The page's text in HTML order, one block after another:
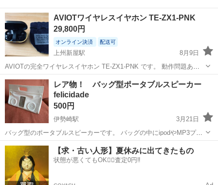
AVIOTワイヤレスイヤホン TE-ZX1-PNK
29,800円
オンライン決済 配送可
上州新屋駅
8月9日
AVIOTの完全ワイヤレスイヤホン TE-ZX1-PNK です。 動作問題あり
ません。
群馬 甘楽郡 上州新屋駅 ポータブルプレーヤー
イヤホン
レア物！ バッグ型ポータブルスピーカー
felicidade
500円
伊勢崎駅
3月21日
バッグ型のポータブルスピーカーです。 バッグの中にipodやMP3プレ
イヤー等を入れてイヤホンジャックに繋げると両サイドのスピーカー
から音楽が流れます。 とてもレアな商品です。 動作確認済み 多少
の使用感があるためお...
群馬 伊勢崎市 伊勢崎駅 ポータブルプレーヤー
MP3プレイヤー
【求・古い人形】夏休みに出てきたもの
状態が悪くてもOK🙆‍♀️査定0円‼️